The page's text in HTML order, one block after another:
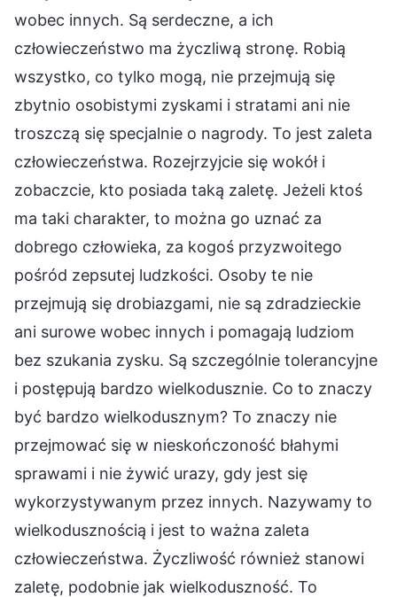
wobec innych. Są serdeczne, a ich
człowieczeństwo ma życzliwą stronę. Robią
wszystko, co tylko mogą, nie przejmują się
zbytnio osobistymi zyskami i stratami ani nie
troszczą się specjalnie o nagrody. To jest zaleta
człowieczeństwa. Rozejrzyjcie się wokół i
zobaczcie, kto posiada taką zaletę. Jeżeli ktoś
ma taki charakter, to można go uznać za
dobrego człowieka, za kogoś przyzwoitego
pośród zepsutej ludzkości. Osoby te nie
przejmują się drobiazgami, nie są zdradzieckie
ani surowe wobec innych i pomagają ludziom
bez szukania zysku. Są szczególnie tolerancyjne
i postępują bardzo wielkodusznie. Co to znaczy
być bardzo wielkodusznym? To znaczy nie
przejmować się w nieskończoność błahymi
sprawami i nie żywić urazy, gdy jest się
wykorzystywanym przez innych. Nazywamy to
wielkodusznością i jest to ważna zaleta
człowieczeństwa. Życzliwość również stanowi
zaletę, podobnie jak wielkoduszność. To